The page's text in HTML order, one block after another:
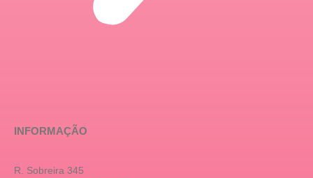
INFORMAÇÃO
R. Sobreira 345